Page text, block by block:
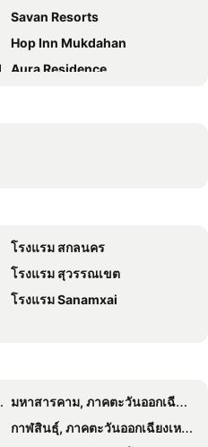
Savan Resorts
Hop Inn Mukdahan
Aura Residence
โรงแรม สกลนคร
โรงแรม สุวรรณเขต
โรงแรม Sanamxai
มหาสารคาม, ภาคตะวันออกเฉียงเหนือ โรงแรม
กาฬสินธุ์, ภาคตะวันออกเฉียงเหนือ โรงแรม